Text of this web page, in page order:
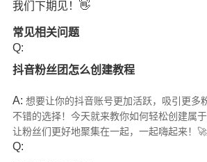
我们下期见！👋
常见相关问题
Q:
抖音粉丝团怎么创建教程
A: 想要让你的抖音账号更加活跃，吸引更多
不错的选择！今天就来教你如何轻松创建属
让粉丝们更好地聚集在一起，一起嗨起来！🚀
Q: